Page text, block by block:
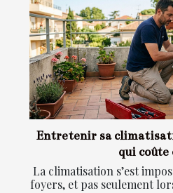
Entretenir sa
qui coûte
La climatisation s’est
foyers, et pas seulement